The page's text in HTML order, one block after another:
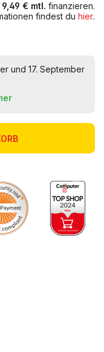
9,49 € mtl. finanzieren.
findest du hier.
und 17. September